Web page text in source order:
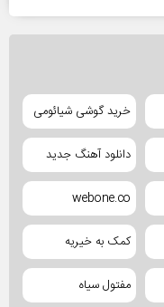
خرید گوشی شیائومی
دانلود آهنگ جدید
webone.co
کمک به خیریه
مفتول سیاه